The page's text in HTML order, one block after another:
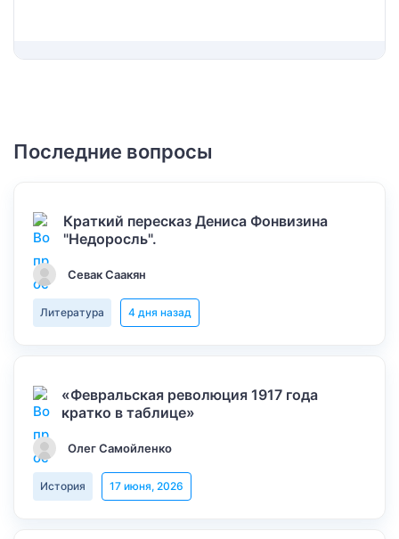
Последние вопросы
Краткий пересказ Дениса Фонвизина
"Недоросль".
Севак Саакян
Литература 4 дня назад
«Февральская революция 1917 года
кратко в таблице»
Олег Самойленко
История 17 июня, 2026